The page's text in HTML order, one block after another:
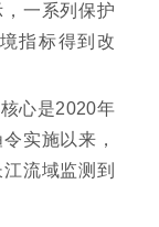
一系列保护
指标得到改
心是2020年
实施以来，
流域监测到